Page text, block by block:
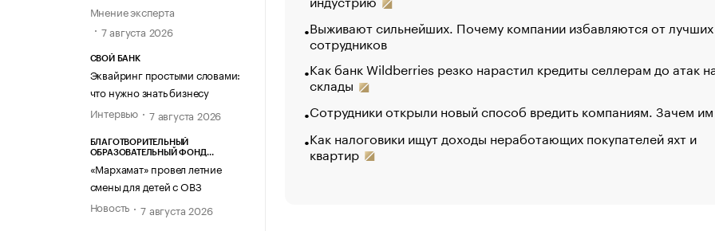
Мнение эксперта
7 августа 2026
СВОЙ БАНК
Эквайринг простыми словами:
что нужно знать бизнесу
Интервью
7 августа 2026
БЛАГОТВОРИТЕЛЬНЫЙ
ОБРАЗОВАТЕЛЬНЫЙ ФОНД
«Мархамат» провел летние
смены для детей с ОВЗ
Новость
7 августа 2026
Выживают сильнейших. Почему компании избавляются от лучших
сотрудников
Как банк Wildberries резко нарастил кредиты селлерам до атак
склады
Сотрудники открыли новый способ вредить компаниям. Зачем
Как налоговики ищут доходы неработающих покупателей яхт и
квартир